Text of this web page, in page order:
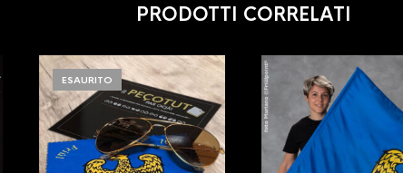
PRODOTTI CORRELATI
ESAURITO